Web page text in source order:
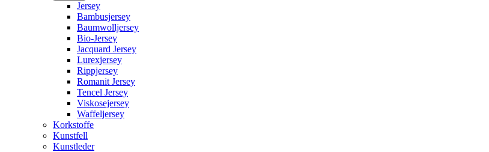
Jersey
Bambusjersey
Baumwolljersey
Bio-Jersey
Jacquard Jersey
Lurexjersey
Rippjersey
Romanit Jersey
Tencel Jersey
Viskosejersey
Waffeljersey
Korkstoffe
Kunstfell
Kunstleder